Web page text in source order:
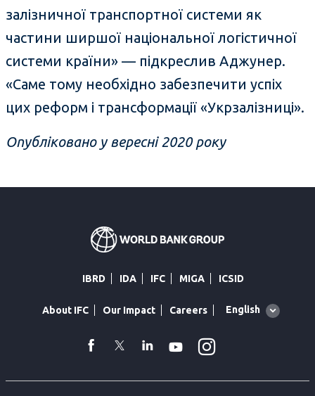
залізничної транспортної системи як
частини ширшої національної логістичної
системи країни» — підкреслив Аджунер.
«Саме тому необхідно забезпечити успіх
цих реформ і трансформації «Укрзалізниці».
Опубліковано у вересні 2020 року
IBRD IDA IFC MIGA ICSID
About IFC Our Impact Careers
Global
English
facebook
TwitterLinkedin
Youtube